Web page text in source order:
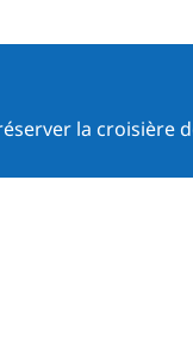
la croisière